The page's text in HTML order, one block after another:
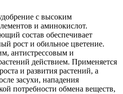
с высоким
и аминокислот.
состав обеспечивает
рост и обильное цветение.
антистрессовым и
действием. Применяется
и развития растений, а
засухи, нападения
потребности обмена веществ,